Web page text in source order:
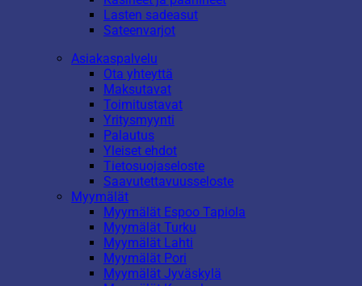
Lasten sadeasut
Sateenvarjot
Asiakaspalvelu
Ota yhteyttä
Maksutavat
Toimitustavat
Yritysmyynti
Palautus
Yleiset ehdot
Tietosuojaseloste
Saavutettavuusseloste
Myymälät
Myymälät Espoo Tapiola
Myymälät Turku
Myymälät Lahti
Myymälät Pori
Myymälät Jyväskylä